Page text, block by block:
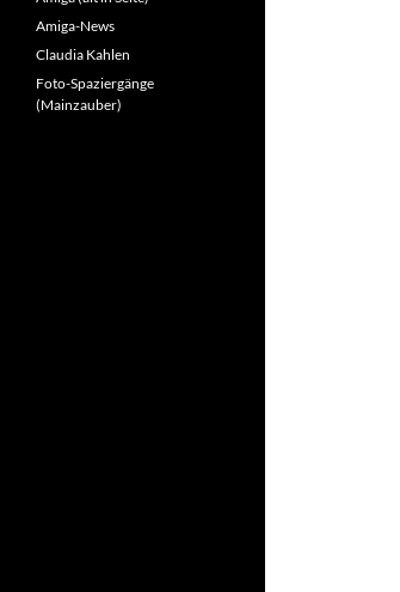
Amiga-News
Claudia Kahlen
Foto-Spaziergänge
(Mainzauber)